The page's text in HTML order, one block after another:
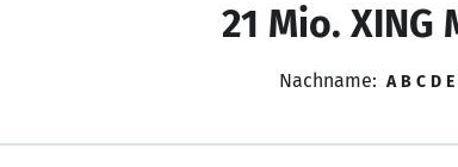
21 Mio.
Nachname: A B C D E